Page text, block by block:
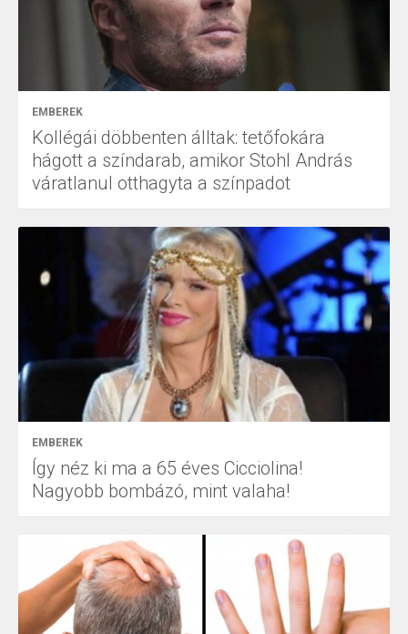
EMBEREK
Kollégái döbbenten álltak: tetőfokára
hágott a színdarab, amikor Stohl András
váratlanul otthagyta a színpadot
EMBEREK
Így néz ki ma a 65 éves Cicciolina!
Nagyobb bombázó, mint valaha!